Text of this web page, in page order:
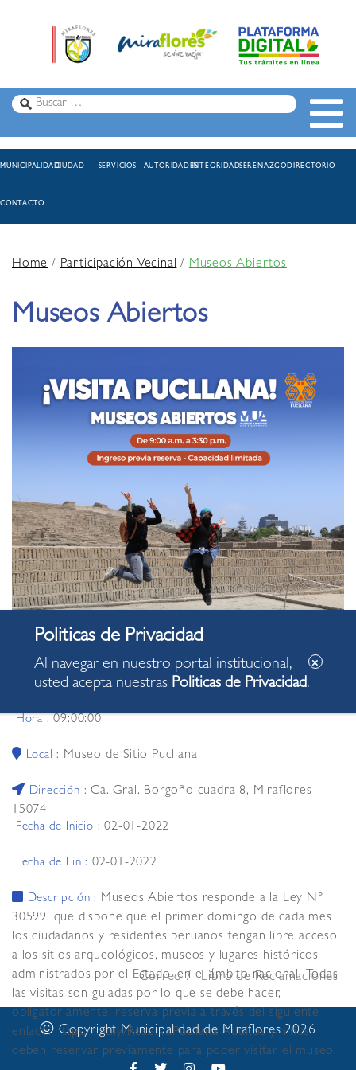
MUNICIPALIDADCIUDAD SERVICIOS AUTORIDADESINTEGRIDADSERENAZGODIRECTORIO
CONTACTO
Home/Participación Vecinal/Museos Abiertos
Museos Abiertos
Hora :09:00:00
Local : Museo de Sitio Pucllana
Dirección :Ca. Gral. Borgoño cuadra 8, Miraflores
15074
Fecha de Inicio :02-01-2022
Fecha de Fin : 02-01-2022
Descripción : Museos Abiertos responde a la Ley N°
30599, que dispone que el primer domingo de cada mes
los ciudadanos y residentes peruanos tengan libre acceso
a los sitios arqueológicos, museos y lugares históricos
administrados por el Estado, en el ámbito nacional. Todas
las visitas son guiadas por lo que se debe hacer,
obligatoriamente, reserva previa a través del siguiente
enlace: https://bit.ly/ReservaPucllana Adultos y niños
deben reservar previamente para poder visitar el museo.
Correo Libro de Reclamaciones
©Copyright Municipalidad de Miraflores 2026
Al navegar en nuestro portal institucional,
usted acepta nuestras Politicas de Privacidad.